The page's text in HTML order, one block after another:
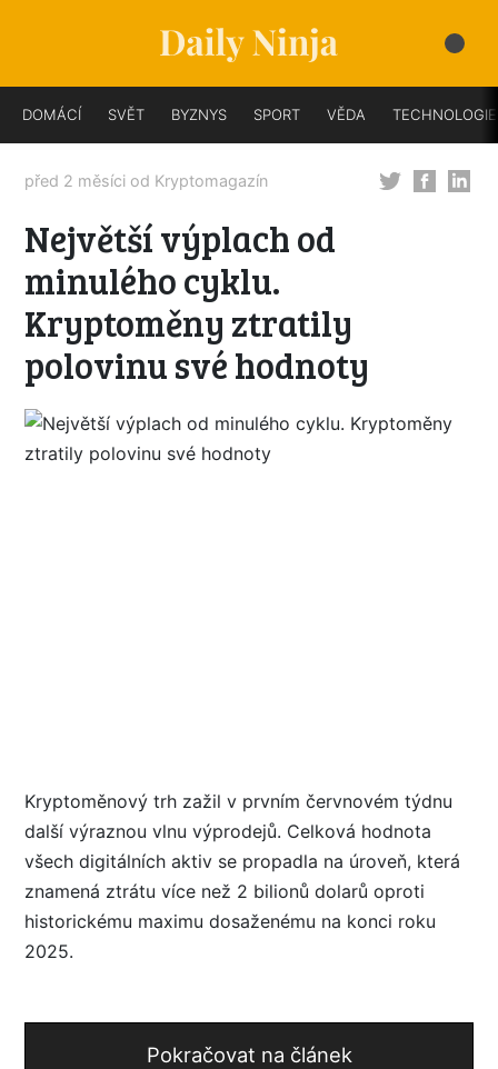
DOMÁCÍ SVĚT BYZNYS SPORT VĚDA TECHNOLOGIE
před 2 měsíci od Kryptomagazín
Největší výplach od
minulého cyklu.
Kryptoměny ztratily
polovinu své hodnoty
Kryptoměnový trh zažil v prvním červnovém týdnu
další výraznou vlnu výprodejů. Celková hodnota
všech digitálních aktiv se propadla na úroveň, která
znamená ztrátu více než 2 bilionů dolarů oproti
historickému maximu dosaženému na konci roku
2025.
Pokračovat na článek